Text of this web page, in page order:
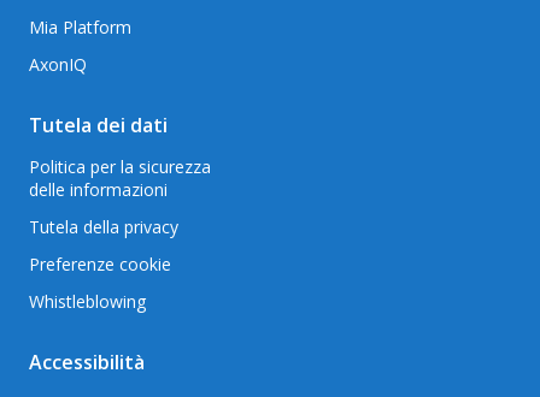
Mia Platform
AxonIQ
Tutela dei dati
Politica per la sicurezza
delle informazioni
Tutela della privacy
Preferenze cookie
Whistleblowing
Accessibilità